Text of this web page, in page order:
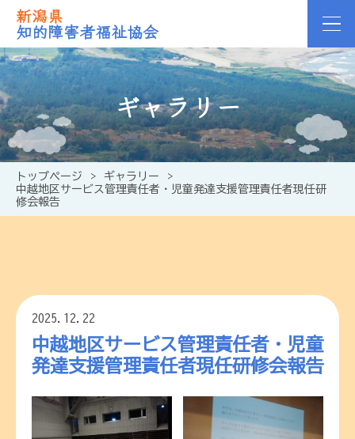
新潟県
知的障害者福祉協会
ギャラリー
トップページ > ギャラリー
>
中越地区サービス管理責任者・児童発達支援管理責任者現任研
修会報告
2025.12.22
中越地区サービス管理責任者・児童
発達支援管理責任者現任研修会報告